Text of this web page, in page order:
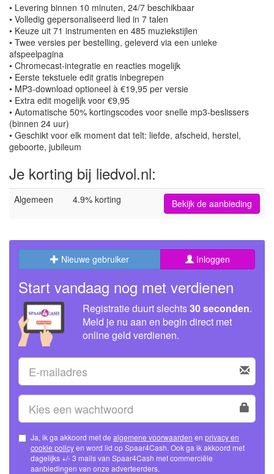
• Levering binnen 10 minuten, 24/7 beschikbaar
• Volledig gepersonaliseerd lied in 7 talen
• Keuze uit 71 instrumenten en 485 muziekstijlen
• Twee versies per bestelling, geleverd via een unieke
afspeelpagina
• Chromecast-integratie en reacties mogelijk
• Eerste tekstuele edit gratis inbegrepen
• MP3-download optioneel à €19,95 per versie
• Extra edit mogelijk voor €9,95
• Automatische 50% kortingscodes voor snelle mp3-beslissers
(binnen 24 uur)
• Geschikt voor elk moment dat telt: liefde, afscheid, herstel,
geboorte, jubileum
Je korting bij liedvol.nl:
Algemeen 4.9% korting Bekijk de aanbieding
Nieuwe gebruiker Inloggen
Start vandaag nog met verdienen
Registratie duurt slechts30 seconden.
Meld je nu aan en begin direct met
online geld verdienen.
Ja, ik ga akkoord met de algemene voorwaarden en privacy en
cookie policy
dagelijks +/- 3 mails van Spaar4Cash met commerciële
aanbiedingen van onze adverteerders.